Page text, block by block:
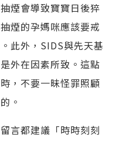
煙會導致寶寶日後猝
煙的孕媽咪應該要戒
此外，SIDS與先天基
外在因素所致。這點
，不要一昧怪罪照顧
。
言都建議「時時刻刻